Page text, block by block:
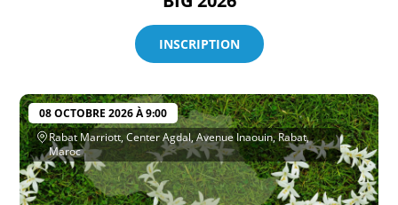
INSCRIPTION
08 OCTOBRE 2026 À 9:00
Rabat Marriott, Center Agdal, Avenue Inaouin, Rabat,
Maroc